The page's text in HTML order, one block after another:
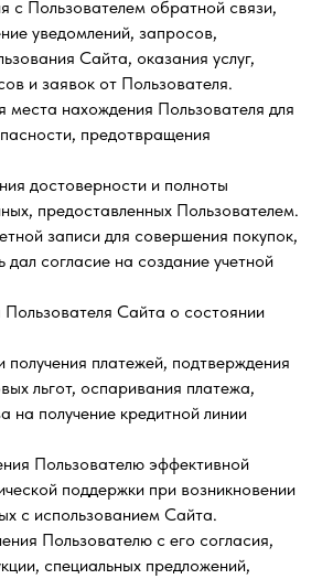
с Пользователем обратной связи,
уведомлений, запросов,
Сайта, оказания услуг,
и заявок от Пользователя.
места нахождения Пользователя для
предотвращения
достоверности и полноты
предоставленных Пользователем.
записи для совершения покупок,
дал согласие на создание учетной
Пользователя Сайта о состоянии
платежей, подтверждения
льгот, оспаривания платежа,
на получение кредитной линии
Пользователю эффективной
поддержки при возникновении
с использованием Сайта.
Пользователю с его согласия,
специальных предложений,